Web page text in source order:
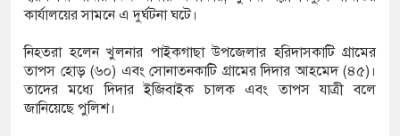
কাটিয়ে রেকর্ড গড়ে মেসির জোড়া গোল, বড় জয়
পর ব্যাটেই জবাব, অস্ট্রেলিয়ার বিপক্ষে মিরাজের
কার্যালয়ের সামনে এ দুর্ঘটনা ঘটে।
নিহতরা হলেন খুলনার পাইকগাছা উপজেলার হরিদাসকাটি গ্রামের
তাপস হোড় (৬০) এবং সোনাতনকাটি গ্রামের দিদার আহমেদ (৪৫)।
তাদের মধ্যে দিদার ইজিবাইক চালক এবং তাপস যাত্রী বলে
জানিয়েছে পুলিশ।